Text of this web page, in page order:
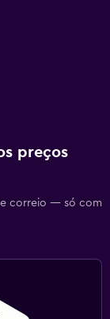
preços
correio — só com